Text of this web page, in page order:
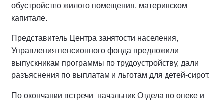
обустройство жилого помещения, материнском
капитале.
Представитель Центра занятости населения,
Управления пенсионного фонда предложили
выпускникам программы по трудоустройству, дали
разъяснения по выплатам и льготам для детей-сирот.
По окончании встречи начальник Отдела по опеке и